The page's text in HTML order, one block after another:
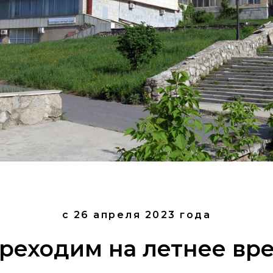
с 26 апреля 2023 года
на летнее